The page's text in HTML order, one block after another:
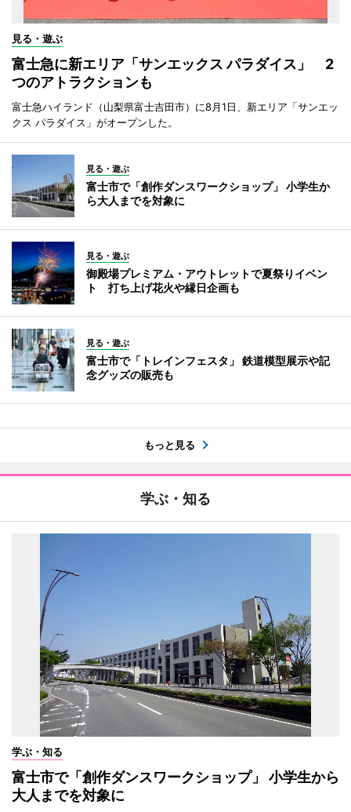
見る・遊ぶ
富士急に新エリア「サンエックス パラダイス」 2
つのアトラクションも
富士急ハイランド（山梨県富士吉田市）に8月1日、新エリア「サンエッ
クス パラダイス」がオープンした。
見る・遊ぶ
富士市で「創作ダンスワークショップ」 小学生か
ら大人までを対象に
見る・遊ぶ
御殿場プレミアム・アウトレットで夏祭りイベン
ト 打ち上げ花火や縁日企画も
見る・遊ぶ
富士市で「トレインフェスタ」 鉄道模型展示や記
念グッズの販売も
もっと見る
学ぶ・知る
学ぶ・知る
富士市で「創作ダンスワークショップ」 小学生から
大人までを対象に